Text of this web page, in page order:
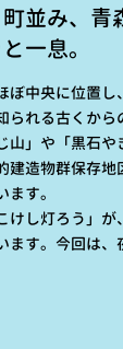
並み、青
一息。
ぼ中央に位置
られる古くか
山」や「黒石
建造物群保存
す。
けし灯ろう」
ます。今回は、